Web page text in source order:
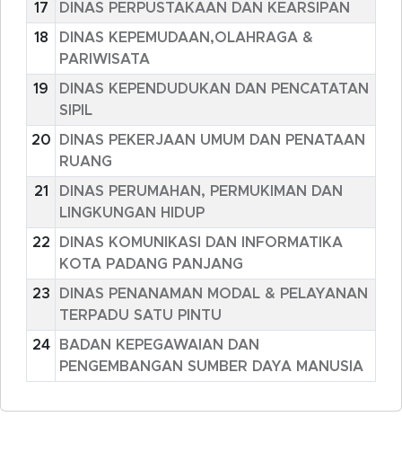
17 DINAS PERPUSTAKAAN DAN KEARSIPAN
18
DINAS KEPEMUDAAN,OLAHRAGA &
PARIWISATA
19
DINAS KEPENDUDUKAN DAN PENCATATAN
SIPIL
20
DINAS PEKERJAAN UMUM DAN PENATAAN
RUANG
21
DINAS PERUMAHAN, PERMUKIMAN DAN
LINGKUNGAN HIDUP
22
DINAS KOMUNIKASI DAN INFORMATIKA
KOTA PADANG PANJANG
23
DINAS PENANAMAN MODAL & PELAYANAN
TERPADU SATU PINTU
24
BADAN KEPEGAWAIAN DAN
PENGEMBANGAN SUMBER DAYA MANUSIA